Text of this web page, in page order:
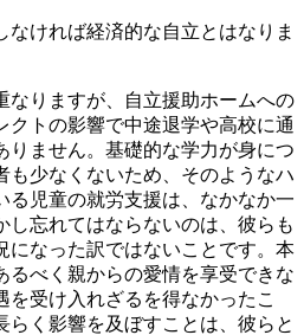
なければ経済的な自立とはなりま
なりますが、自立援助ホームへの
クトの影響で中途退学や高校に通
りません。基礎的な学力が身につ
も少なくないため、そのようなハ
る児童の就労支援は、なかなか一
し忘れてはならないのは、彼らも
になった訳ではないことです。本
るべく親からの愛情を享受できな
を受け入れざるを得なかったこ
らく影響を及ぼすことは、彼らと